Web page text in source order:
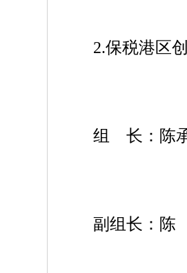
2.保税港区创
组 长：陈承
副组长：陈